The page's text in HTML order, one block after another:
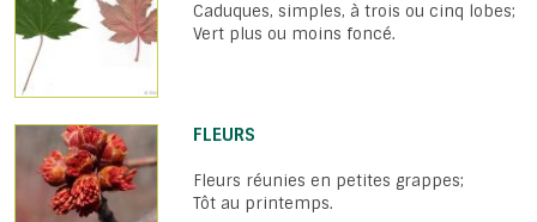
Caduques, simples, à trois ou cinq lobes;
Vert plus ou moins foncé.
FLEURS
Fleurs réunies en petites grappes;
Tôt au printemps.